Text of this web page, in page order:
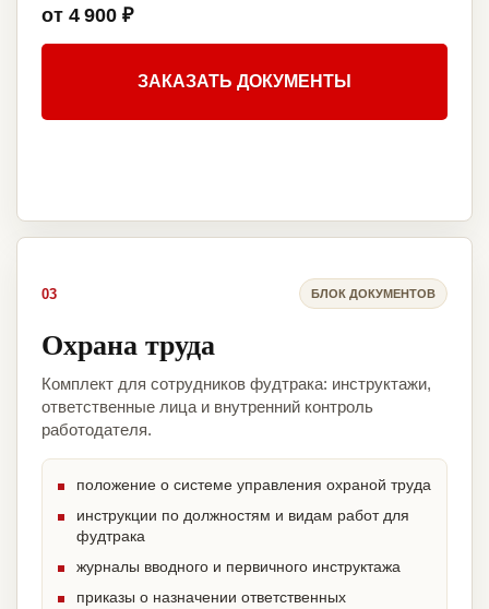
от 4 900 ₽
ЗАКАЗАТЬ ДОКУМЕНТЫ
03 БЛОК ДОКУМЕНТОВ
Охрана труда
Комплект для сотрудников фудтрака: инструктажи,
ответственные лица и внутренний контроль
работодателя.
положение о системе управления охраной труда
инструкции по должностям и видам работ для
фудтрака
журналы вводного и первичного инструктажа
приказы о назначении ответственных